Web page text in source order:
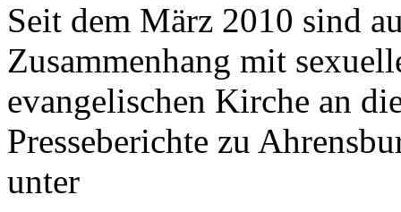
Seit dem März 2010 sind
Zusammenhang mit
evangelischen Kirche an
Presseberichte zu
unter